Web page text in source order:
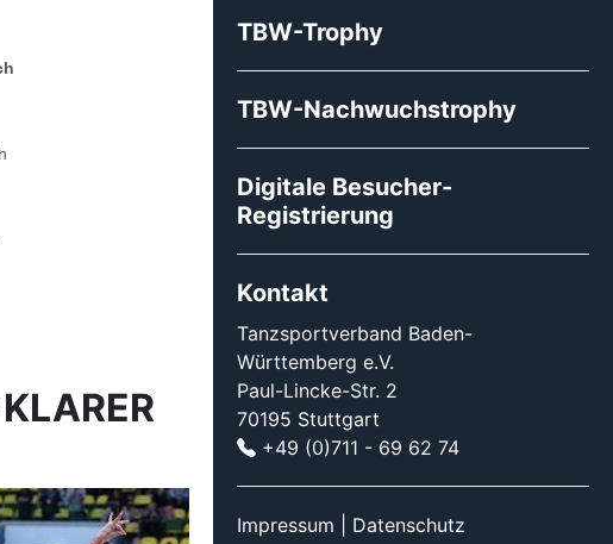
TBW-Trophy
TBW-Nachwuchstrophy
Digitale Besucher-
Registrierung
Kontakt
Tanzsportverband Baden-
Württemberg e.V.
Paul-Lincke-Str. 2
70195 Stuttgart
+49 (0)711 - 69 62 74
Impressum Datenschutz